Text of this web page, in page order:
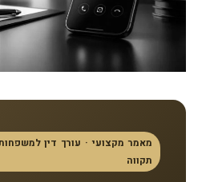
מאמר מקצועי · עורך דין
תקווה